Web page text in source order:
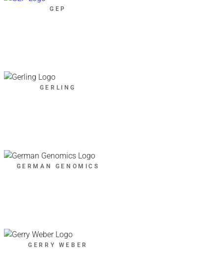
GEP
GERLING
GERMAN GENOMICS
GERRY WEBER